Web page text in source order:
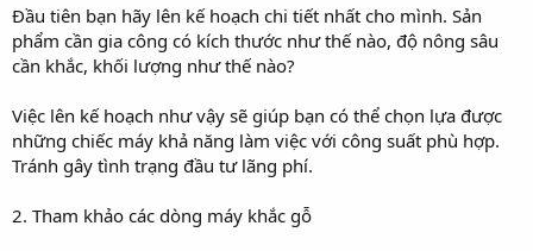
Đầu tiên bạn hãy lên kế hoạch chi tiết nhất cho mình. Sản
phẩm cần gia công có kích thước như thế nào, độ nông sâu
cần khắc, khối lượng như thế nào?
Việc lên kế hoạch như vậy sẽ giúp bạn có thể chọn lựa được
những chiếc máy khả năng làm việc với công suất phù hợp.
Tránh gây tình trạng đầu tư lãng phí.
2. Tham khảo các dòng máy khắc gỗ